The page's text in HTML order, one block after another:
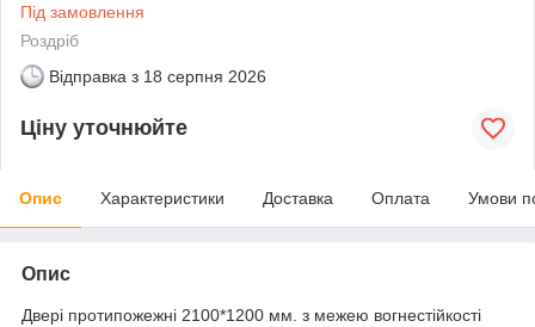
Під замовлення
Роздріб
Відправка з 18 серпня 2026
Ціну уточнюйте
Опис Характеристики Доставка Оплата Умови
Опис
Двері протипожежні 2100*1200 мм. з межею вогнестійкості